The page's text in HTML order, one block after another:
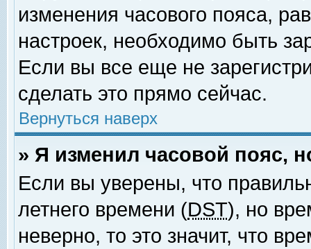
изменения часового пояса,
настроек, необходимо быть
Если вы все еще не
сделать это прямо сейчас.
Вернуться наверх
» Я изменил часовой пояс,
Если вы уверены, что
летнего времени (DST), но
неверно, то это значит, что